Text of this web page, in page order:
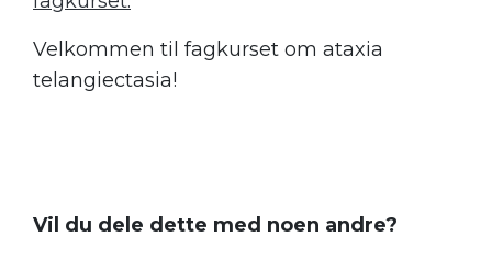
Velkommen til fagkurset om ataxia
telangiectasia!
Vil du dele dette med noen andre?